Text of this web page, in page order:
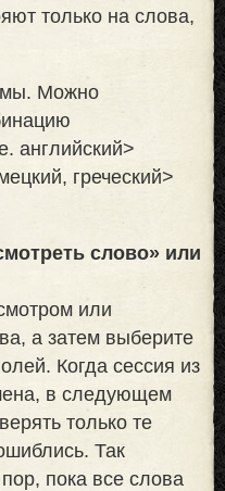
только на слова,
Можно
английский>
греческий>
слово» или
или
а затем выберите
Когда сессия из
в следующем
только те
Так
пока все слова